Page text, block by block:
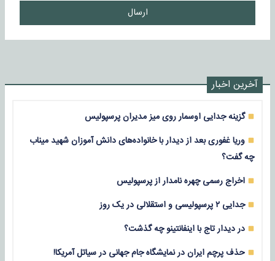
ارسال
آخرین اخبار
گزینه جدایی اوسمار روی میز مدیران پرسپولیس
وریا غفوری بعد از دیدار با خانواده‌های دانش آموزان شهید میناب
چه گفت؟
اخراج رسمی چهره نامدار از پرسپولیس
جدایی ۲ پرسپولیسی و استقلالی در یک روز
در دیدار تاج با اینفانتینو چه گذشت؟
حذف پرچم ایران در نمایشگاه جام جهانی در سیاتل آمریکا!